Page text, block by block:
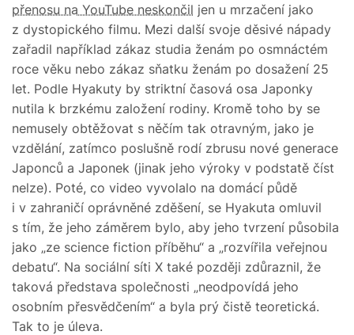
přenosu na YouTube neskončil jen u mrzačení jako
z dystopického filmu. Mezi další svoje děsivé nápady
zařadil například zákaz studia ženám po osmnáctém
roce věku nebo zákaz sňatku ženám po dosažení 25
let. Podle Hyakuty by striktní časová osa Japonky
nutila k brzkému založení rodiny. Kromě toho by se
nemusely obtěžovat s něčím tak otravným, jako je
vzdělání, zatímco poslušně rodí zbrusu nové generace
Japonců a Japonek (jinak jeho výroky v podstatě číst
nelze). Poté, co video vyvolalo na domácí půdě
i v zahraničí oprávněné zděšení, se Hyakuta omluvil
s tím, že jeho záměrem bylo, aby jeho tvrzení působila
jako „ze science fiction příběhu“ a „rozvířila veřejnou
debatu“. Na sociální síti X také později zdůraznil, že
taková představa společnosti „neodpovídá jeho
osobním přesvědčením“ a byla prý čistě teoretická.
Tak to je úleva.